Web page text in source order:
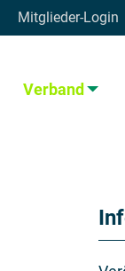
Mitglieder-Login
Verband